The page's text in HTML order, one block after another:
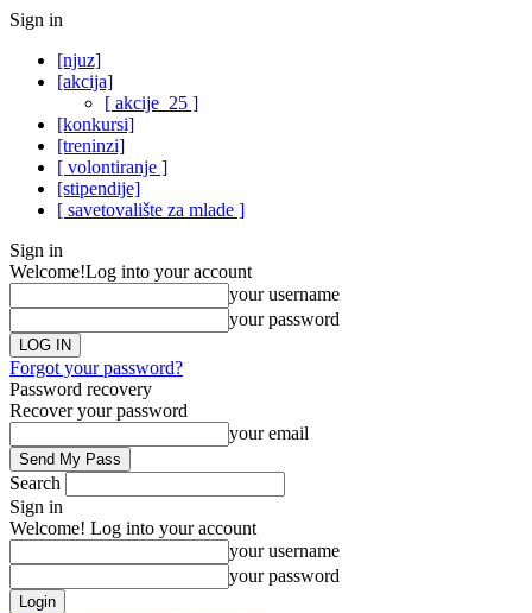
Sign in
[njuz]
[akcija]
[ akcije_25 ]
[konkursi]
[treninzi]
[ volontiranje ]
[stipendije]
[ savetovalište za mlade ]
Sign in
Welcome!Log into your account
your username
your password
Forgot your password?
Password recovery
Recover your password
your email
Search
Sign in
Welcome! Log into your account
your username
your password